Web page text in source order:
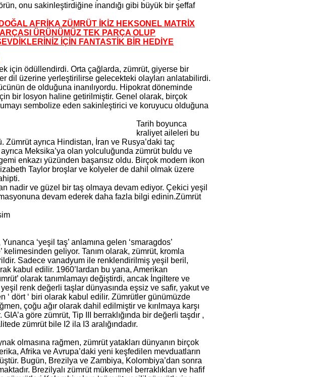
onu sakinleştirdiğine inandığı gibi büyük bir şeffaf
AFRİKA ZÜMRÜT İKİZ HEKSONEL MATRİX
ÜRÜNÜMÜZ TEK PARÇA OLUP
İÇİN FANTASTİK BİR HEDİYE
için ödüllendirdi. Orta çağlarda, zümrüt, giyerse bir
dil üzerine yerleştirilirse gelecekteki olayları anlatabilirdi.
de olduğuna inanılıyordu. Hipokrat döneminde
bir losyon haline getirilmiştir. Genel olarak, birçok
sembolize eden sakinleştirici ve koruyucu olduğuna
Tarih boyunca
kraliyet aileleri bu
ayrıca Hindistan, İran ve Rusya’daki taç
Meksika’ya olan yolculuğunda zümrüt buldu ve
enkazı yüzünden başarısız oldu. Birçok modern ikon
Taylor broşlar ve kolyeler de dahil olmak üzere
nadir ve güzel bir taş olmaya devam ediyor. Çekici yeşil
devam ederek daha fazla bilgi edinin.Zümrüt
‘yeşil taş’ anlamına gelen ‘smaragdos’
kelimesinden geliyor. Tanım olarak, zümrüt, kromla
Sadece vanadyum ile renklendirilmiş yeşil beril,
kabul edilir. 1960’lardan bu yana, Amerikan
olarak tanımlamayı değiştirdi, ancak İngiltere ve
renk değerli taşlar dünyasında eşsiz ve safir, yakut ve
‘ dört ‘ biri olarak kabul edilir. Zümrütler günümüzde
çoğu ağır olarak dahil edilmiştir ve kırılmaya karşı
göre zümrüt, Tip III berraklığında bir değerli taşdır ,
zümrüt bile I2 ila I3 aralığındadır.
olmasına rağmen, zümrüt yatakları dünyanın birçok
Afrika ve Avrupa’daki yeni keşfedilen mevduatların
Bugün, Brezilya ve Zambiya, Kolombiya’dan sonra
Brezilyalı zümrüt mükemmel berraklıkları ve hafif